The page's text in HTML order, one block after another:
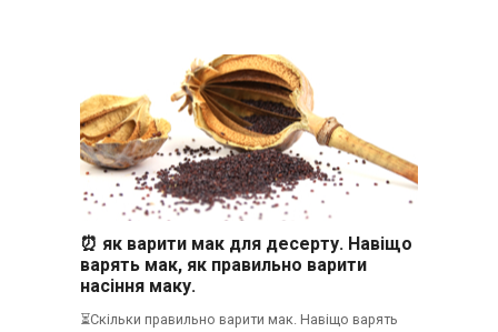
⏰ як варити мак для десерту. Навіщо
варять мак, як правильно варити
насіння маку.
⏳Скільки правильно варити мак. Навіщо варять